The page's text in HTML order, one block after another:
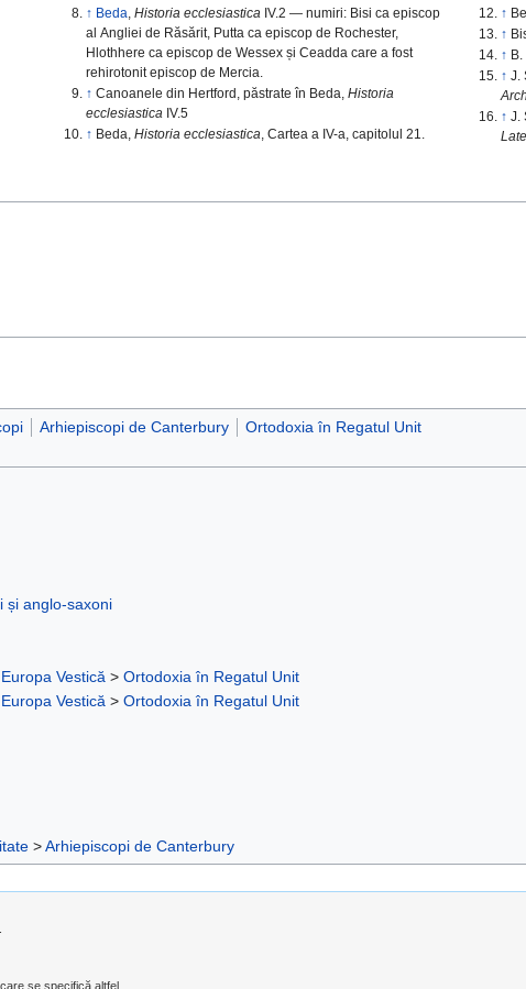
↑ Beda Historia ecclesiastica IV.2 — numiri: Bisi ca episcop
al Angliei de Răsărit, Putta ca episcop de Rochester,
Hlothhere ca episcop de Wessex și Ceadda care a fost
rehirotonit episcop de Mercia.
↑ Canoanele din Hertford, păstrate în Beda, Historia
ecclesiastica IV.5
↑ Beda, Historia ecclesiastica , Cartea a IV-a, capitolul 21.
↑
↑
↑
↑ J.
↑ J.
Arhiepiscopi de Canterbury Ortodoxia în Regatul Unit
și anglo-saxoni
Vestică > Ortodoxia în Regatul Unit
Vestică > Ortodoxia în Regatul Unit
>Arhiepiscopi de Canterbury
se specifică altfel.